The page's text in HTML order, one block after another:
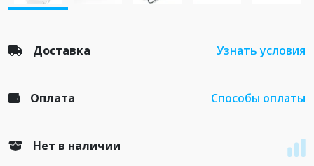
Доставка Узнать условия
Оплата Способы оплаты
Нет в наличии